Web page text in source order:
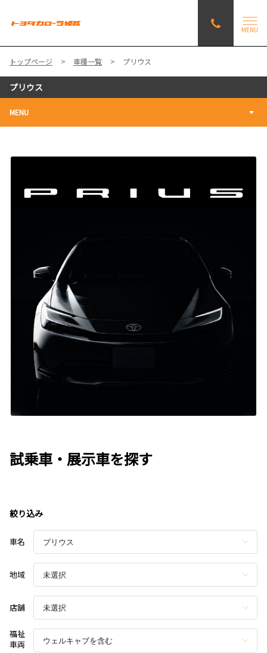
MENU
トップページ 車種一覧 プリウス
プリウス
MENU
試乗車・展示車を探す
絞り込み
車名
地域
店舗
福祉
車両